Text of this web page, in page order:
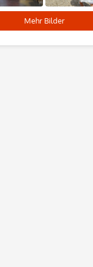
Mehr Bilder